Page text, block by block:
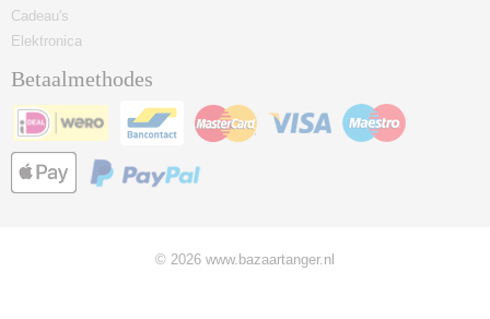
Cadeau's
Elektronica
Betaalmethodes
© 2026 www.bazaartanger.nl